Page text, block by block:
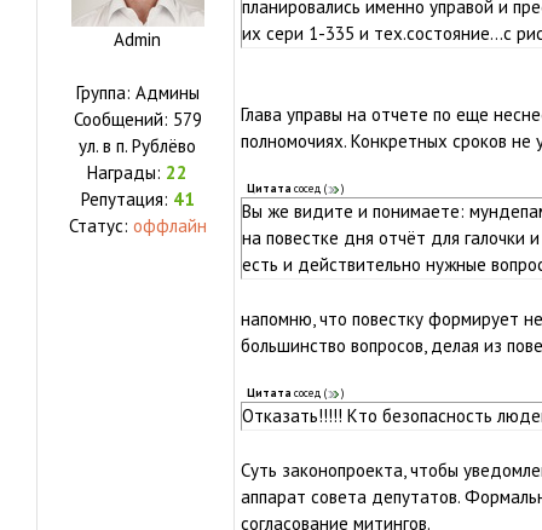
Admin
Группа: Админы
Сообщений: 579
ул. в п. Рублёво
Награды: 22
Репутация: 41
Статус: оффлайн
планировались именно управой и
их сери 1-335 и тех.состояние...с
Глава управы на отчете по еще
полномочиях. Конкретных сроков не
Цитата сосед ( )
Вы же видите и понимаете:
на повестке дня отчёт для галочки
есть и действительно нужные
напомню, что повестку формирует
большинство вопросов, делая из
Цитата сосед ( )
Отказать!!!!! Кто безопасность
Суть законопроекта, чтобы
аппарат совета депутатов.
согласование митингов.